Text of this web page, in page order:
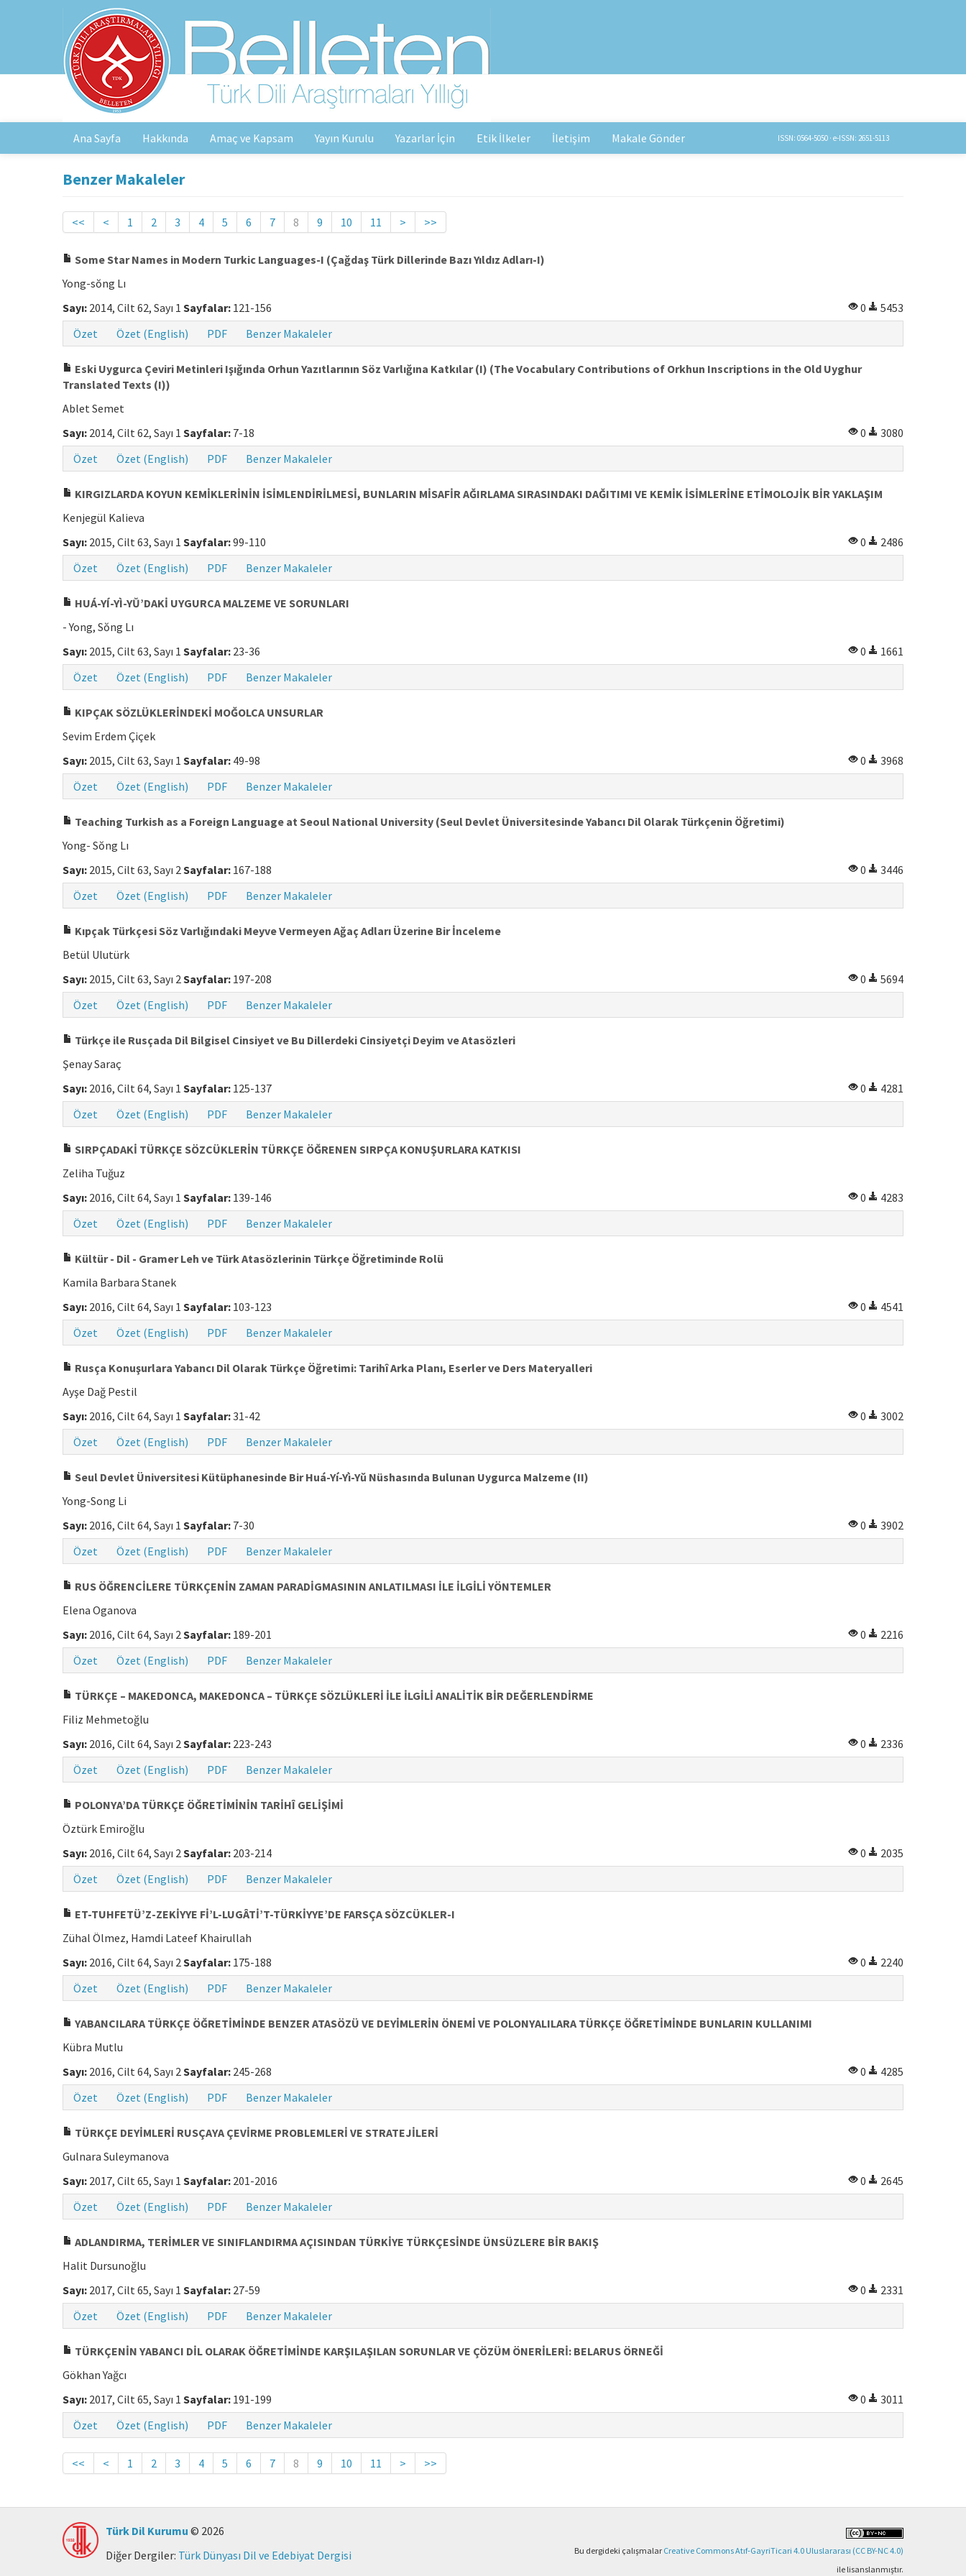
Ana Sayfa Hakkında Amaç ve Kapsam Yayın Kurulu Yazarlar İçin Etik İlkeler İletişim Makale Gönder ISSN: 0564-5050 · e-ISSN: 2651-5113
Benzer Makaleler
<< < 1 2 3 4 5 6 7 8 9 10 11 > >>
Some Star Names in Modern Turkic Languages-I (Çağdaş Türk Dillerinde Bazı Yıldız Adları-I)
Yong-sŏng Lı
Sayı: 2014, Cilt 62, Sayı 1 Sayfalar: 121-156 0
5453
Özet
Özet (English) PDF Benzer Makaleler
Eski Uygurca Çeviri Metinleri Işığında Orhun Yazıtlarının Söz Varlığına Katkılar (I) (The Vocabulary Contributions of Orkhun Inscriptions in the Old Uyghur
Translated Texts (I))
Ablet Semet
Sayı: 2014, Cilt 62, Sayı 1 Sayfalar: 7-18 0
3080
Özet
Özet (English) PDF Benzer Makaleler
KIRGIZLARDA KOYUN KEMİKLERİNİN İSİMLENDİRİLMESİ, BUNLARIN MİSAFİR AĞIRLAMA SIRASINDAKI DAĞITIMI VE KEMİK İSİMLERİNE ETİMOLOJİK BİR YAKLAŞIM
Kenjegül Kalieva
Sayı: 2015, Cilt 63, Sayı 1 Sayfalar:99-110 0
2486
Özet
Özet (English) PDF Benzer Makaleler
HUÁ-YÍ-YÌ-YǓ’DAKİ UYGURCA MALZEME VE SORUNLARI
- Yong, Sŏng Lı
Sayı: 2015, Cilt 63, Sayı 1 Sayfalar: 23-36 0
1661
Özet
Özet (English) PDF Benzer Makaleler
KIPÇAK SÖZLÜKLERİNDEKİ MOĞOLCA UNSURLAR
Sevim Erdem Çiçek
Sayı: 2015, Cilt 63, Sayı 1 Sayfalar: 49-98 0
3968
Özet
Özet (English) PDF Benzer Makaleler
Teaching Turkish as a Foreign Language at Seoul National University (Seul Devlet Üniversitesinde Yabancı Dil Olarak Türkçenin Öğretimi)
Yong- Sŏng Lı
Sayı: 2015, Cilt 63, Sayı 2Sayfalar: 167-188 0
3446
Özet
Özet (English) PDF Benzer Makaleler
Kıpçak Türkçesi Söz Varlığındaki Meyve Vermeyen Ağaç Adları Üzerine Bir İnceleme
Betül Ulutürk
Sayı: 2015, Cilt 63, Sayı 2Sayfalar: 197-208 0
5694
Özet
Özet (English) PDF Benzer Makaleler
Türkçe ile Rusçada Dil Bilgisel Cinsiyet ve Bu Dillerdeki Cinsiyetçi Deyim ve Atasözleri
Şenay Saraç
Sayı: 2016, Cilt 64, Sayı 1 Sayfalar: 125-137 0
4281
Özet
Özet (English) PDF Benzer Makaleler
SIRPÇADAKİ TÜRKÇE SÖZCÜKLERİN TÜRKÇE ÖĞRENEN SIRPÇA KONUŞURLARA KATKISI
Zeliha Tuğuz
Sayı: 2016, Cilt 64, Sayı 1 Sayfalar: 139-146 0
4283
Özet
Özet (English) PDF Benzer Makaleler
Kültür - Dil - Gramer Leh ve Türk Atasözlerinin Türkçe Öğretiminde Rolü
Kamila Barbara Stanek
Sayı: 2016, Cilt 64, Sayı 1 Sayfalar: 103-123 0
4541
Özet
Özet (English) PDF Benzer Makaleler
Rusça Konuşurlara Yabancı Dil Olarak Türkçe Öğretimi: Tarihî Arka Planı, Eserler ve Ders Materyalleri
Ayşe Dağ Pestil
Sayı: 2016, Cilt 64, Sayı 1 Sayfalar:31-42 0
3002
Özet
Özet (English) PDF Benzer Makaleler
Seul Devlet Üniversitesi Kütüphanesinde Bir Huá-Yí-Yì-Yǔ Nüshasında Bulunan Uygurca Malzeme (II)
Yong-Song Li
Sayı: 2016, Cilt 64, Sayı 1 Sayfalar: 7-30 0
3902
Özet
Özet (English) PDF Benzer Makaleler
RUS ÖĞRENCİLERE TÜRKÇENİN ZAMAN PARADİGMASININ ANLATILMASI İLE İLGİLİ YÖNTEMLER
Elena Oganova
Sayı: 2016, Cilt 64, Sayı 2Sayfalar: 189-201 0
2216
Özet
Özet (English) PDF Benzer Makaleler
TÜRKÇE – MAKEDONCA, MAKEDONCA – TÜRKÇE SÖZLÜKLERİ İLE İLGİLİ ANALİTİK BİR DEĞERLENDİRME
Filiz Mehmetoğlu
Sayı: 2016, Cilt 64, Sayı 2Sayfalar: 223-243 0
2336
Özet
Özet (English) PDF Benzer Makaleler
POLONYA’DA TÜRKÇE ÖĞRETİMİNİN TARİHÎ GELİŞİMİ
Öztürk Emiroğlu
Sayı: 2016, Cilt 64, Sayı 2Sayfalar: 203-214 0
2035
Özet
Özet (English) PDF Benzer Makaleler
ET-TUHFETÜ’Z-ZEKİYYE Fİ’L-LUGÂTİ’T-TÜRKİYYE’DE FARSÇA SÖZCÜKLER-I
Zühal Ölmez, Hamdi Lateef Khairullah
Sayı: 2016, Cilt 64, Sayı 2Sayfalar: 175-188 0
2240
Özet
Özet (English) PDF Benzer Makaleler
YABANCILARA TÜRKÇE ÖĞRETİMİNDE BENZER ATASÖZÜ VE DEYİMLERİN ÖNEMİ VE POLONYALILARA TÜRKÇE ÖĞRETİMİNDE BUNLARIN KULLANIMI
Kübra Mutlu
Sayı: 2016, Cilt 64, Sayı 2Sayfalar: 245-268 0
4285
Özet
Özet (English) PDF Benzer Makaleler
TÜRKÇE DEYİMLERİ RUSÇAYA ÇEVİRME PROBLEMLERİ VE STRATEJİLERİ
Gulnara Suleymanova
Sayı: 2017, Cilt 65, Sayı 1 Sayfalar: 201-2016 0
2645
Özet
Özet (English) PDF Benzer Makaleler
ADLANDIRMA, TERİMLER VE SINIFLANDIRMA AÇISINDAN TÜRKİYE TÜRKÇESİNDE ÜNSÜZLERE BİR BAKIŞ
Halit Dursunoğlu
Sayı: 2017, Cilt 65, Sayı 1 Sayfalar: 27-59 0
2331
Özet
Özet (English) PDF Benzer Makaleler
TÜRKÇENİN YABANCI DİL OLARAK ÖĞRETİMİNDE KARŞILAŞILAN SORUNLAR VE ÇÖZÜM ÖNERİLERİ: BELARUS ÖRNEĞİ
Gökhan Yağcı
Sayı: 2017, Cilt 65, Sayı 1 Sayfalar: 191-199 0
3011
Özet
Özet (English) PDF Benzer Makaleler
<< < 1 2 3 4 5 6 7 8 9 10 11 > >>
Türk Dil Kurumu © 2026
Diğer Dergiler: Türk Dünyası Dil ve Edebiyat Dergisi Bu dergideki çalışmalar Creative Commons Atıf-GayriTicari 4.0 Uluslararası (CC BY-NC 4.0)
ile lisanslanmıştır.